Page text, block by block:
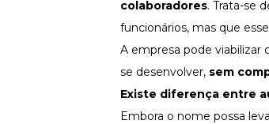
Aprofunde seu conhecimento
Ferramentas e Templates
Infográfico
Conteúdo prático e rápido
Materiais centralizados
colaboradores. Trata-se
funcionários, mas que
A empresa pode viabilizar
se desenvolver, sem
Existe diferença entre
Embora o nome possa